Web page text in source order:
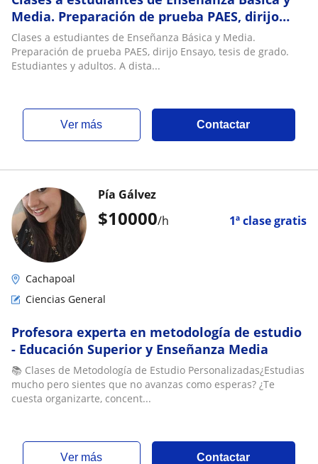
Media. Preparación de prueba PAES, dirijo
Ensayo, tesis de grado. Estudiantes y adultos
Clases a estudiantes de Enseñanza Básica y Media.
Preparación de prueba PAES, dirijo Ensayo, tesis de grado.
Estudiantes y adultos. A dista...
ver más Contactar
$10000/h 1ª clase gratis
Pía Gálvez
Cachapoal
Ciencias General
Profesora experta en metodología de estudio
- Educación Superior y Enseñanza Media
📚 Clases de Metodología de Estudio Personalizadas¿Estudias
mucho pero sientes que no avanzas como esperas? ¿Te
cuesta organizarte, concent...
ver más Contactar